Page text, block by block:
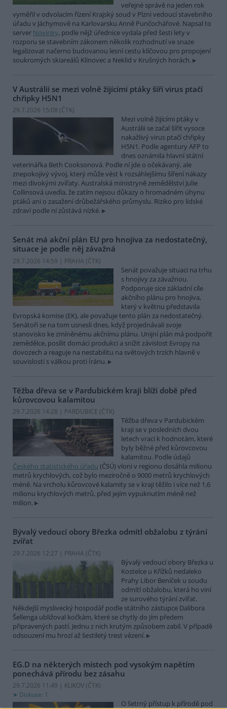
veřejné správě na jeden rok
vyměřil v odvolacím řízení Krajský soud v Plzni vedoucí stavebního
úřadu v Jáchymově na Karlovarsku Anně Punčochářové. Napsal to
server Novinky, podle nějž úřednice vydala před šesti lety v
rozporu se stavebním zákonem několik rozhodnutí ve snaze
legalizovat načerno budovanou lesní cestu klíčovou pro propojení
soukromých skiareálů Klínovec a Neklid v Krušných horách.
V Austrálii se mezi volně žijícími ptáky šíří virus ptačí
chřipky H5N1
29.7.2026 15:08 (ČTK)
Mezi volně žijícími ptáky v
Austrálii se začal šířit vysoce
nakažlivý virus ptačí chřipky
H5N1. Podle agentury AFP to
dnes oznámila hlavní státní
veterinářka Beth Cooksonová. Podle ní jde o očekávaný, ale
znepokojivý vývoj, který může vést k rozsáhlejšímu šíření nákazy
mezi divokými zvířaty. Australská ministryně zemědělství Julie
Collinsová uvedla, že zatím nejsou důkazy o hromadném úhynu
ptáků ani o zasažení drůbežářského průmyslu. Riziko pro lidské
zdraví podle ní zůstává nízké.
Senát má akční plán EU pro hnojiva za nedostatečný,
situace je podle něj závažná
29.7.2026 14:59 | PRAHA (ČTK)
Senát považuje situaci na trhu
s hnojivy za závažnou.
Podporuje sice základní cíle
akčního plánu pro hnojiva,
který v květnu představila
Evropská komise (EK), ale považuje tento plán za nedostatečný.
Senátoři se na tom usnesli dnes, když projednávali svoje
stanovisko ke zmíněnému akčnímu plánu. Unijní plán má podpořit
zemědělce, posílit domácí produkci a snížit závislost Evropy na
dovozech a reaguje na nestabilitu na světových trzích hlavně v
souvislosti s válkou proti Íránu.
Těžba dřeva se v Pardubickém kraji blíží době před
kůrovcovou kalamitou
29.7.2026 14:28 | PARDUBICE (ČTK)
Těžba dřeva v Pardubickém
kraji se v posledních dvou
letech vrací k hodnotám, které
byly běžné před kůrovcovou
kalamitou. Podle údajů
Českého statistického úřadu (ČSÚ) vloni v regionu dosáhla milionu
metrů krychlových, což bylo meziročně o 9000 metrů krychlových
méně. Na vrcholu kůrovcové kalamity se v kraji těžilo i více než 1,6
milionu krychlových metrů, před jejím vypuknutím méně než
milion.
Bývalý vedoucí obory Březka odmítl obžalobu z týrání
zvířat
29.7.2026 12:27 | PRAHA (ČTK)
Bývalý vedoucí obory Březka u
Kostelce u Křížků nedaleko
Prahy Libor Beníček u soudu
odmítl obžalobu, která ho viní
ze surového týrání zvířat.
Někdejší myslivecký hospodář podle státního zástupce Dalibora
Šellenga ubližoval kočkám, které se chytly do jím předem
připravených pastí. Jednu z nich krutým způsobem zabil. V případě
odsouzení mu hrozí až šestiletý trest vězení.
EG.D na některých místech pod vysokým napětím
ponechává přírodu bez zásahu
29.7.2026 11:49 | KLIKOV (ČTK)
Diskuse: 1
O šetrný přístup k přírodě pod